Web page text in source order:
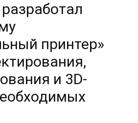
принтер»
и 3D-